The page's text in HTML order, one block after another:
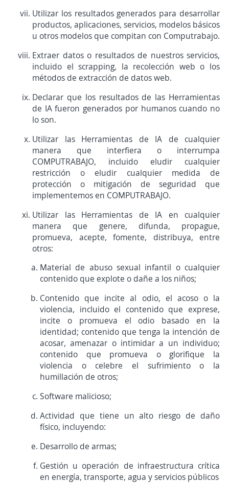
Utilizar los resultados generados para desarrollar
productos, aplicaciones, servicios, modelos básicos
u otros modelos que compitan con Computrabajo.
Extraer datos o resultados de nuestros servicios,
incluido el scrapping, la recolección web o los
métodos de extracción de datos web.
Declarar que los resultados de las Herramientas
de IA fueron generados por humanos cuando no
lo son.
Utilizar las Herramientas de IA de cualquier
manera que interfiera o interrumpa
COMPUTRABAJO, incluido eludir cualquier
restricción o eludir cualquier medida de
protección o mitigación de seguridad que
implementemos en COMPUTRABAJO.
Utilizar las Herramientas de IA en cualquier
manera que genere, difunda, propague,
promueva, acepte, fomente, distribuya, entre
otros:
Material de abuso sexual infantil o cualquier
contenido que explote o dañe a los niños;
Contenido que incite al odio, el acoso o la
violencia, incluido el contenido que exprese,
incite o promueva el odio basado en la
identidad; contenido que tenga la intención de
acosar, amenazar o intimidar a un individuo;
contenido que promueva o glorifique la
violencia o celebre el sufrimiento o la
humillación de otros;
Software malicioso;
Actividad que tiene un alto riesgo de daño
físico, incluyendo:
Desarrollo de armas;
Gestión u operación de infraestructura crítica
en energía, transporte, agua y servicios públicos